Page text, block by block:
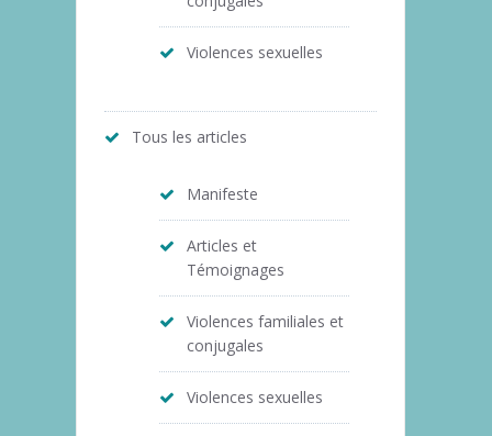
Violences sexuelles
Tous les articles
Manifeste
Articles et
Témoignages
Violences familiales et
conjugales
Violences sexuelles